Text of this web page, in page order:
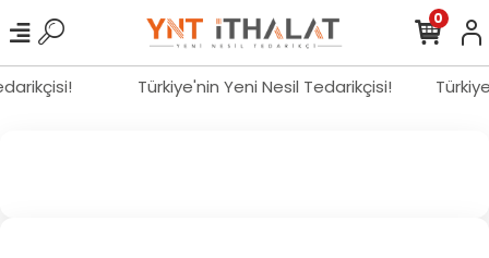
Türkiye'nin Yeni Nesil Tedarikçisi!
0